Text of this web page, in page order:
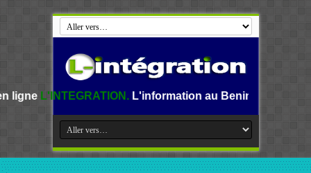
L'information au Benin, en Afrique et dans le